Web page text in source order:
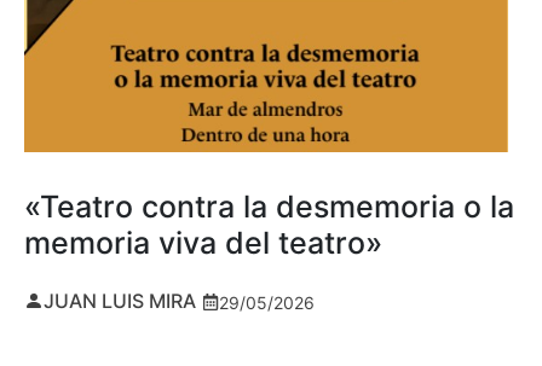
«Teatro contra la desmemoria o la
memoria viva del teatro»
JUAN LUIS MIRA 29/05/2026